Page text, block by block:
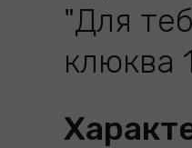
"Для
клюква